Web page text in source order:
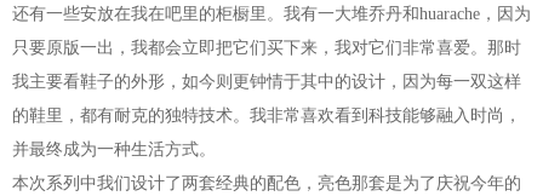
还有一些安放在我在吧里的柜橱里。我有一大堆乔丹和huarache，因为
只要原版一出，我都会立即把它们买下来，我对它们非常喜爱。那时
我主要看鞋子的外形，如今则更钟情于其中的设计，因为每一双这样
的鞋里，都有耐克的独特技术。我非常喜欢看到科技能够融入时尚，
并最终成为一种生活方式。
本次系列中我们设计了两套经典的配色，亮色那套是为了庆祝今年的